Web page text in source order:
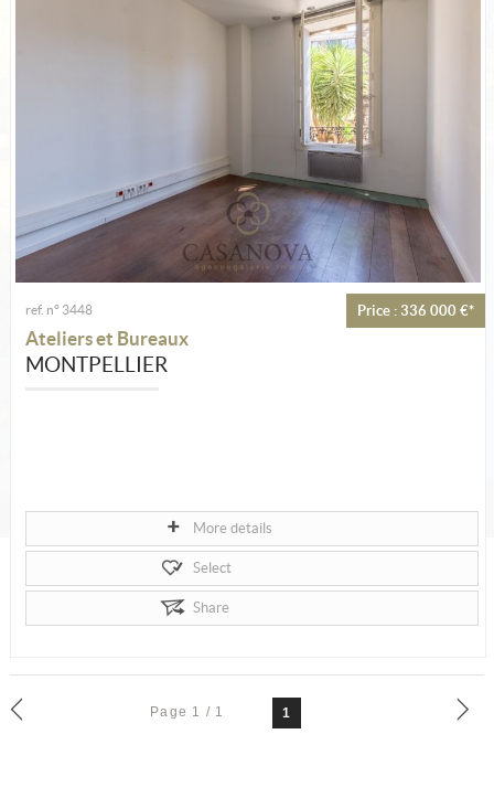
Price : 336 000 €*
ref. n° 3448
Ateliers et Bureaux
MONTPELLIER
More details
Select
Share
Page 1 / 1 1